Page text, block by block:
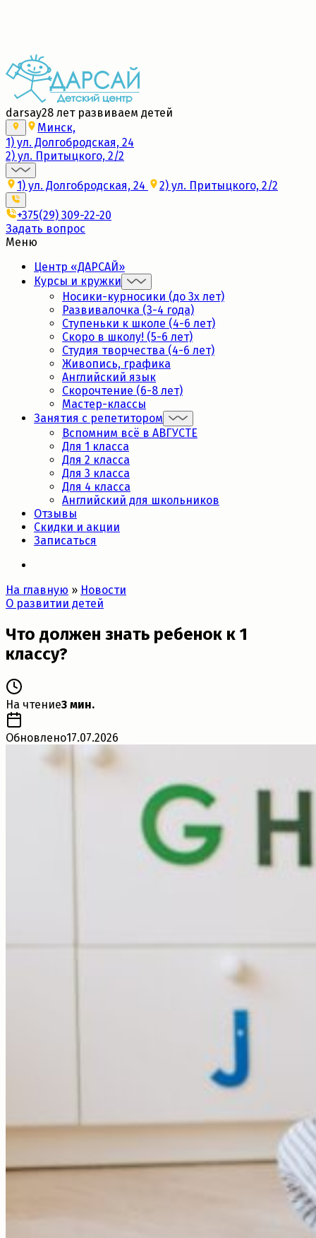
darsay28 лет развиваем детей
Минск,
1) ул. Долгобродская, 24
2) ул. Притыцкого, 2/2
1) ул. Долгобродская, 24 2) ул. Притыцкого, 2/2
+375(29) 309-22-20
Задать вопрос
Меню
Центр «ДАРСАЙ»
Курсы и кружки
Носики-курносики (до 3х лет)
Развивалочка (3-4 года)
Ступеньки к школе (4-6 лет)
Скоро в школу! (5-6 лет)
Студия творчества (4-6 лет)
Живопись, графика
Английский язык
Скорочтение (6-8 лет)
Мастер-классы
Занятия с репетитором
Вспомним всё в АВГУСТЕ
Для 1 класса
Для 2 класса
Для 3 класса
Для 4 класса
Английский для школьников
Отзывы
Скидки и акции
Записаться
На главную » Новости
О развитии детей
Что должен знать ребенок к 1
классу?
На чтение3 мин.
Обновлено17.07.2026